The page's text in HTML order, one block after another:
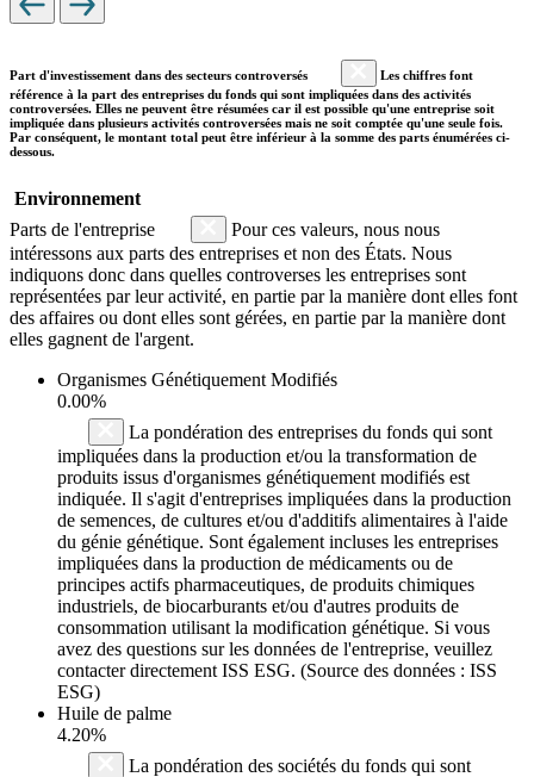
Part d'investissement dans des secteurs controversés
Les chiffres font
référence à la part des entreprises du fonds qui sont impliquées dans des activités
controversées. Elles ne peuvent être résumées car il est possible qu'une entreprise soit
impliquée dans plusieurs activités controversées mais ne soit comptée qu'une seule fois.
Par conséquent, le montant total peut être inférieur à la somme des parts énumérées ci-
dessous.
Environnement
Parts de l'entreprise
Pour ces valeurs, nous nous
intéressons aux parts des entreprises et non des États. Nous
indiquons donc dans quelles controverses les entreprises sont
représentées par leur activité, en partie par la manière dont elles font
des affaires ou dont elles sont gérées, en partie par la manière dont
elles gagnent de l'argent.
Organismes Génétiquement Modifiés
0.00%
La pondération des entreprises du fonds qui sont
impliquées dans la production et/ou la transformation de
produits issus d'organismes génétiquement modifiés est
indiquée. Il s'agit d'entreprises impliquées dans la production
de semences, de cultures et/ou d'additifs alimentaires à l'aide
du génie génétique. Sont également incluses les entreprises
impliquées dans la production de médicaments ou de
principes actifs pharmaceutiques, de produits chimiques
industriels, de biocarburants et/ou d'autres produits de
consommation utilisant la modification génétique. Si vous
avez des questions sur les données de l'entreprise, veuillez
contacter directement ISS ESG. (Source des données : ISS
ESG)
Huile de palme
4.20%
La pondération des sociétés du fonds qui sont